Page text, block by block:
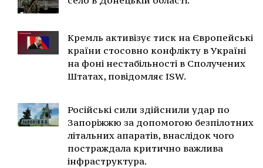
Кремль активізує тиск на Європейські
країни стосовно конфлікту в Україні
на фоні нестабільності в Сполучених
Штатах, повідомляє ISW.
Російські сили здійснили удар по
Запоріжжю за допомогою безпілотних
літальних апаратів, внаслідок чого
постраждала критично важлива
інфраструктура.